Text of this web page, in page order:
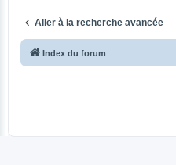
Aller à la recherche avancée
Index du forum